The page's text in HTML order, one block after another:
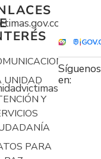
UNIDAD
Y
PARA
Síguenos
en: